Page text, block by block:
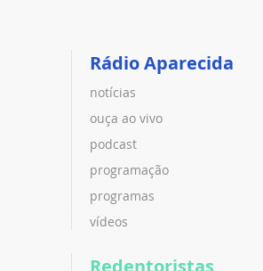
Rádio Aparecida
notícias
ouça ao vivo
podcast
programação
programas
vídeos
Redentoristas